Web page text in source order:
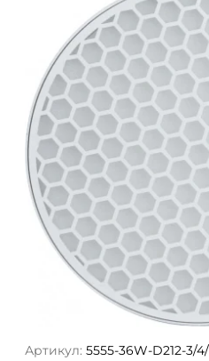
Артикул: 5555-36W-D212-3/